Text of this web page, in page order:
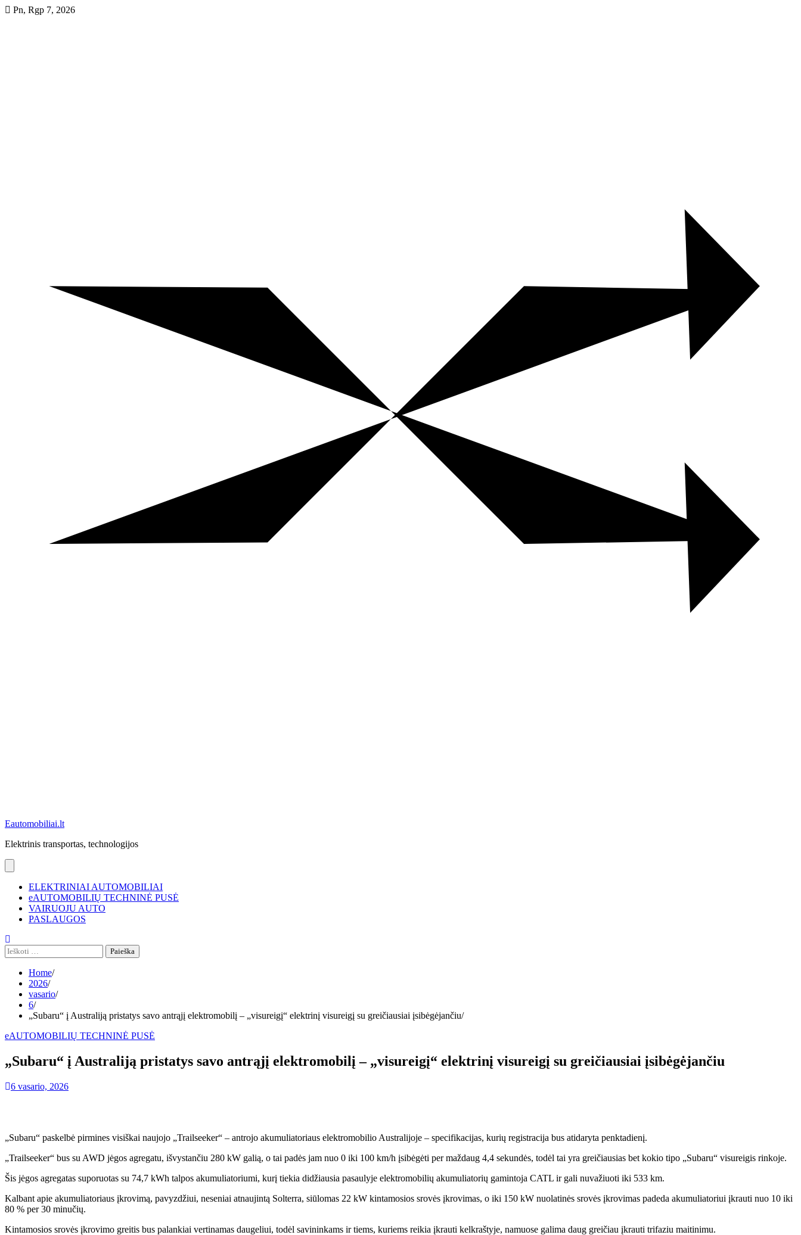
SkipPn, Rgp 7, 2026
Eautomobiliai.lt
Elektrinis transportas, technologijos
ELEKTRINIAI AUTOMOBILIAI
eAUTOMOBILIŲ TECHNINĖ PUSĖ
VAIRUOJU AUTO
PASLAUGOS
Ieškoti:
Home
2026
vasario
6
„Subaru“ į Australiją pristatys savo antrąjį elektromobilį – „visureigį“ elektrinį visureigį su greičiausiai įsibėgėjančiu
eAUTOMOBILIŲ TECHNINĖ PUSĖ
„Subaru“ į Australiją pristatys savo antrąjį elektromobilį – „visureigį“ elektrinį visureigį su greičiausiai įsibėgėjančiu
6 vasario, 2026
„Subaru“ paskelbė pirmines visiškai naujojo „Trailseeker“ – antrojo akumuliatoriaus elektromobilio Australijoje – specifikacijas, kurių registracija bus atidaryta penktadienį.
„Trailseeker“ bus su AWD jėgos agregatu, išvystančiu 280 kW galią, o tai padės jam nuo 0 iki 100 km/h įsibėgėti per maždaug 4,4 sekundės, todėl tai yra greičiausias bet kokio tipo „Subaru“ visureigis rinkoje.
Šis jėgos agregatas suporuotas su 74,7 kWh talpos akumuliatoriumi, kurį tiekia didžiausia pasaulyje elektromobilių akumuliatorių gamintoja CATL ir gali nuvažiuoti iki 533 km.
Kalbant apie akumuliatoriaus įkrovimą, pavyzdžiui, neseniai atnaujintą Solterra, siūlomas 22 kW kintamosios srovės įkrovimas, o iki 150 kW nuolatinės srovės įkrovimas padeda akumuliatoriui įkrauti nuo 10 iki
80 % per 30 minučių.
Kintamosios srovės įkrovimo greitis bus palankiai vertinamas daugeliui, todėl savininkams ir tiems, kuriems reikia įkrauti kelkraštyje, namuose galima daug greičiau įkrauti trifaziu maitinimu.